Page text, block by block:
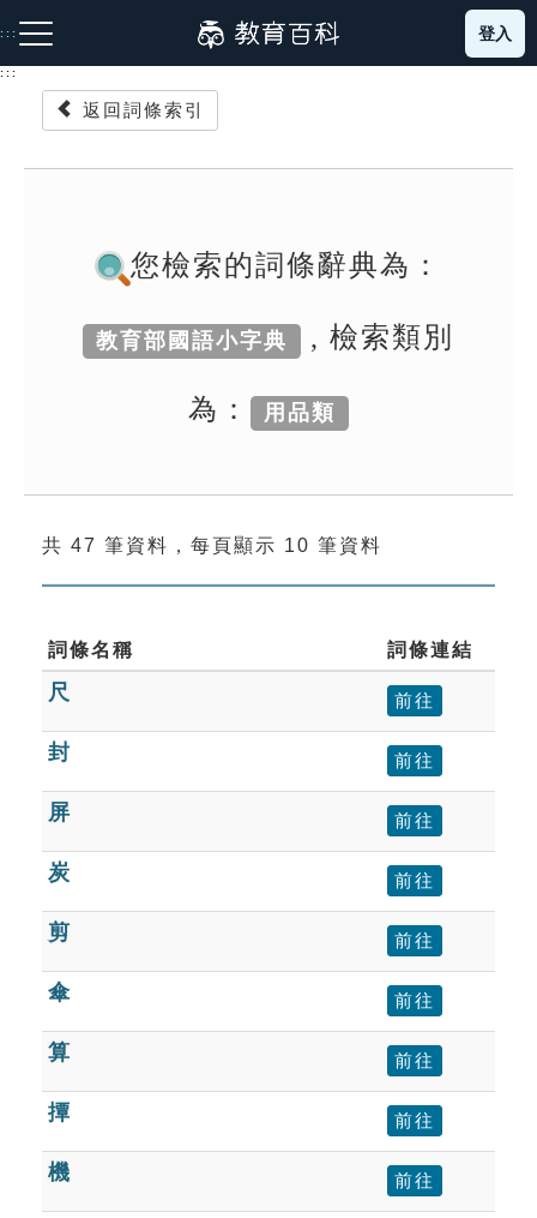
到
主
:::
成語故事
索引選單
單字索引
生命大百科索引
遊戲專區
教學應用
貓頭鷹博士
登入
:::
返回詞條索引
您檢索的詞條辭典為：
教育部國語小字典 , 檢索類別
為： 用品類
共 47 筆資料，每頁顯示 10 筆資料
詞條名稱 詞條連結
尺 前往
封 前往
屏 前往
炭 前往
剪 前往
傘 前往
算 前往
撢 前往
機 前往